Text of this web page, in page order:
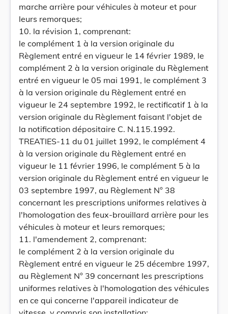
marche arrière pour véhicules à moteur et pour
leurs remorques;
10. la révision 1, comprenant:
le complément 1 à la version originale du
Règlement entré en vigueur le 14 février 1989, le
complément 2 à la version originale du Règlement
entré en vigueur le 05 mai 1991, le complément 3
à la version originale du Règlement entré en
vigueur le 24 septembre 1992, le rectificatif 1 à la
version originale du Règlement faisant l'objet de
la notification dépositaire C. N.115.1992.
TREATIES-11 du 01 juillet 1992, le complément 4
à la version originale du Règlement entré en
vigueur le 11 février 1996, le complément 5 à la
version originale du Règlement entré en vigueur le
03 septembre 1997, au Règlement N° 38
concernant les prescriptions uniformes relatives à
l'homologation des feux-brouillard arrière pour les
véhicules à moteur et leurs remorques;
11. l'amendement 2, comprenant:
le complément 2 à la version originale du
Règlement entré en vigueur le 25 décembre 1997,
au Règlement N° 39 concernant les prescriptions
uniformes relatives à l'homologation des véhicules
en ce qui concerne l'appareil indicateur de